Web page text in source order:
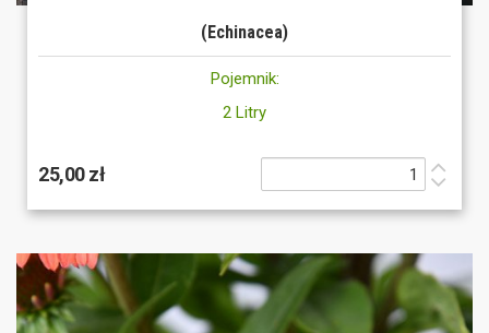
(Echinacea)
Pojemnik:
2 Litry
25,00 zł